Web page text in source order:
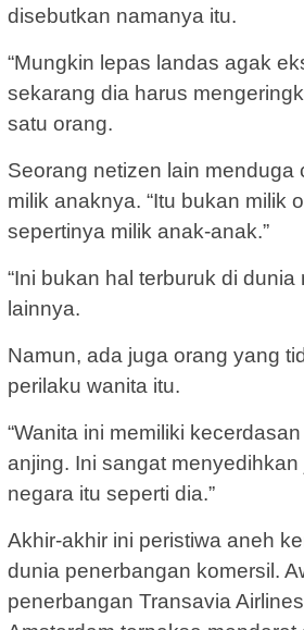
disebutkan namanya itu.
“Mungkin lepas landas agak
sekarang dia harus
satu orang.
Seorang netizen lain menduga
milik anaknya. “Itu bukan milik
sepertinya milik anak-anak.”
“Ini bukan hal terburuk di dunia
lainnya.
Namun, ada juga orang yang
perilaku wanita itu.
“Wanita ini memiliki
anjing. Ini sangat
negara itu seperti dia.”
Akhir-akhir ini peristiwa aneh
dunia penerbangan komersil.
penerbangan Transavia